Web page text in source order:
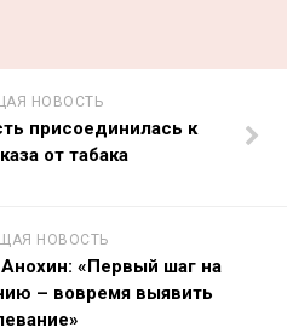
НОВОСТЬ
присоединилась к
от табака
НОВОСТЬ
«Первый шаг на
– вовремя выявить